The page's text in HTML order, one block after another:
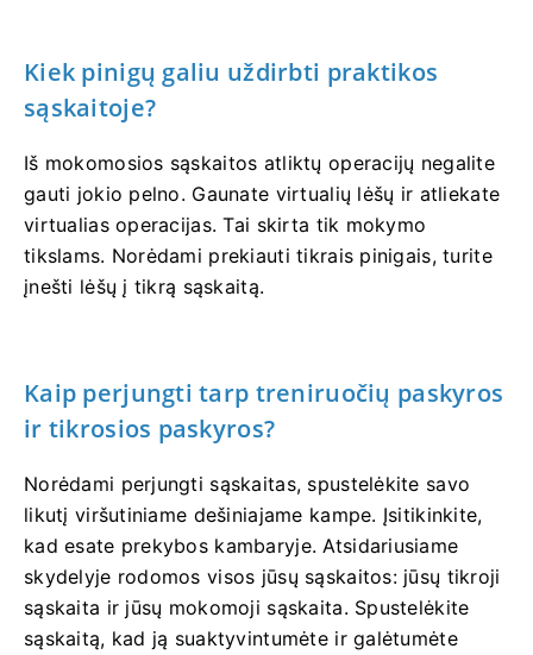
Kiek pinigų galiu uždirbti praktikos
sąskaitoje?
Iš mokomosios sąskaitos atliktų operacijų negalite
gauti jokio pelno. Gaunate virtualių lėšų ir atliekate
virtualias operacijas. Tai skirta tik mokymo
tikslams. Norėdami prekiauti tikrais pinigais, turite
įnešti lėšų į tikrą sąskaitą.
Kaip perjungti tarp treniruočių paskyros
ir tikrosios paskyros?
Norėdami perjungti sąskaitas, spustelėkite savo
likutį viršutiniame dešiniajame kampe. Įsitikinkite,
kad esate prekybos kambaryje. Atsidariusiame
skydelyje rodomos visos jūsų sąskaitos: jūsų tikroji
sąskaita ir jūsų mokomoji sąskaita. Spustelėkite
sąskaitą, kad ją suaktyvintumėte ir galėtumėte